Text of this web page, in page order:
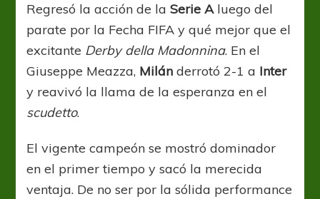
al
rojo
vivo
Regresó la acción de laSerie Aluego del
parate por la Fecha FIFA y qué mejor que el
excitante Derby della Madonnina. En el
Giuseppe Meazza, Milán derrotó 2-1 a Inter
y reavivó la llama de la esperanza en el
scudetto.
El vigente campeón se mostró dominador
en el primer tiempo y sacó la merecida
ventaja. De no ser por la sólida performance